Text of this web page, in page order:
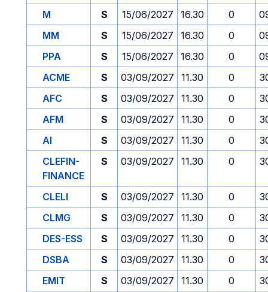
M
S 15/06/2027 16.30 0
MM
S 15/06/2027 16.30 0
PPA
S 15/06/2027 16.30 0
ACME
S 03/09/2027 11.30 0
AFC
S 03/09/2027 11.30 0
AFM
S 03/09/2027 11.30 0
AI
S 03/09/2027 11.30 0
CLEFIN-
FINANCE
S 03/09/2027 11.30 0
CLELI S 03/09/2027 11.30 0
CLMG
S 03/09/2027 11.30 0
DES-ESS
S 03/09/2027 11.30 0
DSBA
S 03/09/2027 11.30 0
EMIT
S 03/09/2027 11.30 0